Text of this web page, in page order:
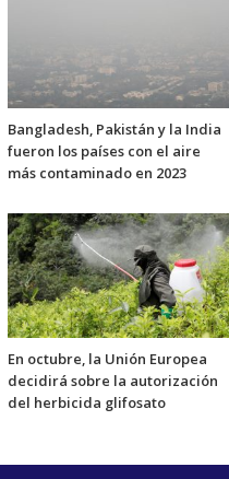
Bangladesh, Pakistán y la India
fueron los países con el aire
más contaminado en 2023
En octubre, la Unión Europea
decidirá sobre la autorización
del herbicida glifosato